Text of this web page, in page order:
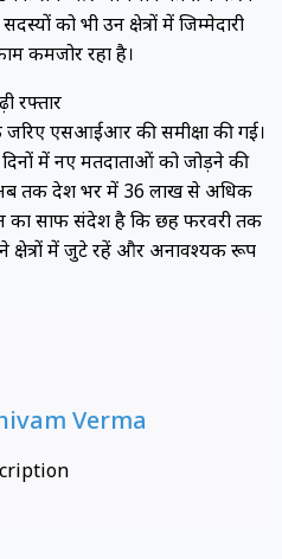
को भी उन क्षेत्रों में जिम्मेदारी
कमजोर रहा है।
रफ्तार
जरिए एसआईआर की समीक्षा की गई।
दिनों में नए मतदाताओं को जोड़ने की
तक प्रदेश भर में 36 लाख से अधिक
का साफ संदेश है कि छह फरवरी तक
क्षेत्रों में जुटे रहें और अनावश्यक रूप
Verma